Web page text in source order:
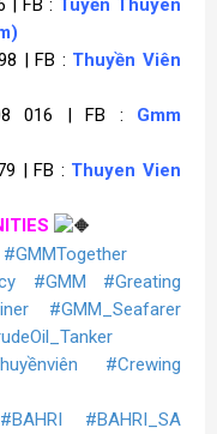
FB : Tuyển Thuyen
| FB : Thuyền Viên
016 | FB : Gmm
| FB : Thuyen Vien
#GMMTogether
#GMM
#Greating
#GMM_Seafarer
#Crewing
#BAHRI
#BAHRI_SA